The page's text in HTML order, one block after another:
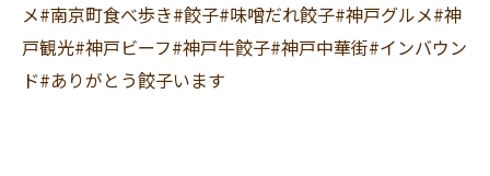
メ#南京町食べ歩き#餃子#味噌だれ餃子#神戸グルメ#神
戸観光#神戸ビーフ#神戸牛餃子#神戸中華街#インバウン
ド#ありがとう餃子います